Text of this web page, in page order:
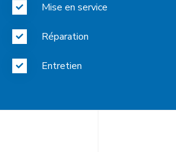
Mise en service
Réparation
Entretien